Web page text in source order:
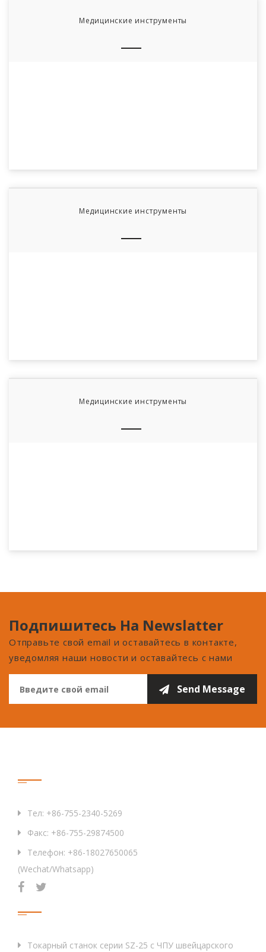
Медицинские инструменты
Медицинские инструменты
Медицинские инструменты
Подпишитесь На Newslatter
Отправьте свой email и оставайтесь в контакте,
уведомляя наши новости и оставайтесь с нами
Тел: +86-755-2340-5269
Факс: +86-755-29874500
Телефон: +86-18027650065
(Wechat/Whatsapp)
Токарный станок серии SZ-25 с ЧПУ швейцарского